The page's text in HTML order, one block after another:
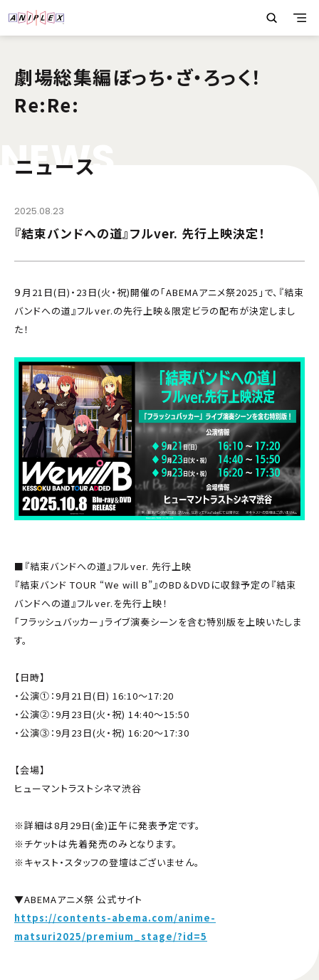
劇場総集編ぼっち・ざ・ろっく！
Re:Re:
NEWS
ニュース
2025.08.23
『結束バンドへの道』フルver. 先行上映決定！
９月21日(日)・23日(火・祝)開催の「ABEMAアニメ祭2025」で、『結束
バンドへの道』フルver.の先行上映＆限定ビラの配布が決定しまし
た！
■『結束バンドへの道』フルver. 先行上映
『結束バンド TOUR “We will B”』のBD＆DVDに収録予定の『結束
バンドへの道』フルver.を先行上映！
「フラッシュバッカー」ライブ演奏シーンを含む特別版を上映いたしま
す。
【日時】
・公演①：9月21日(日) 16:10～17:20
・公演②：9月23日(火・祝) 14:40～15:50
・公演③：9月23日(火・祝) 16:20～17:30
【会場】
ヒューマントラストシネマ渋谷
※詳細は8月29日(金)正午に発表予定です。
※チケットは先着発売のみとなります。
※キャスト・スタッフの登壇はございません。
▼ABEMAアニメ祭 公式サイト
https://contents-abema.com/anime-
matsuri2025/premium_stage/?id=5